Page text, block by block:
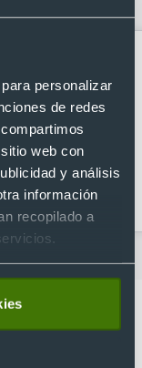
personalizar
de redes
web con
y análisis
información
recopilado a
personalizadas
2026